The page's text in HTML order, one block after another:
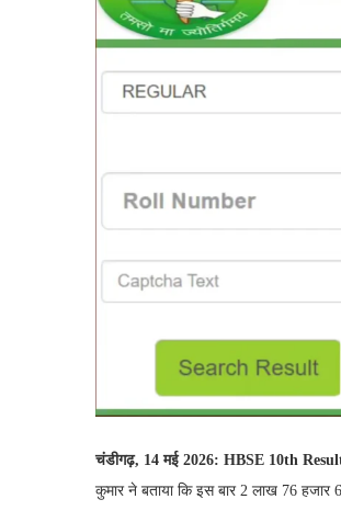
चंडीगढ़, 14 मई 2026: HBSE 10th
कुमार ने बताया कि इस बार 2 लाख 76 हजार